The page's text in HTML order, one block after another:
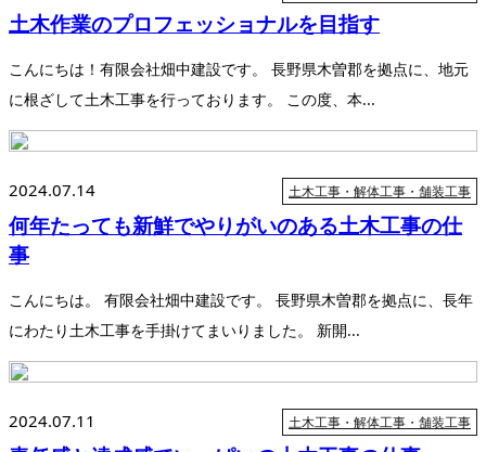
土木作業のプロフェッショナルを目指す
こんにちは！有限会社畑中建設です。 長野県木曽郡を拠点に、地元
に根ざして土木工事を行っております。 この度、本...
2024.07.14 土木工事・解体工事・舗装工事
何年たっても新鮮でやりがいのある土木工事の仕
事
こんにちは。 有限会社畑中建設です。 長野県木曽郡を拠点に、長年
にわたり土木工事を手掛けてまいりました。 新開...
2024.07.11 土木工事・解体工事・舗装工事